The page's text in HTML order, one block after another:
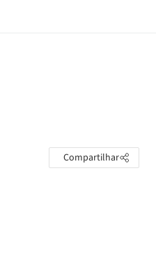
Compartilhar